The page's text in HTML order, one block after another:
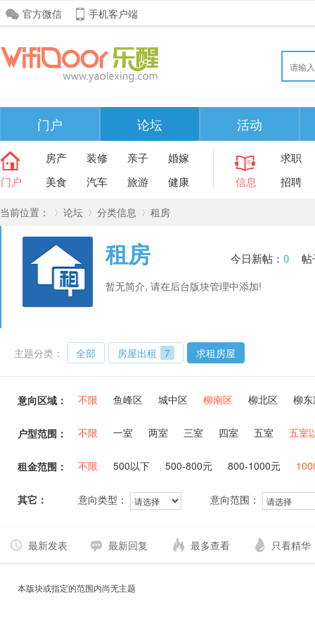
官方微信 手机客户端
门户 论坛 活动
门户
房产 装修 亲子
婚嫁
美食
汽车 旅游 健康 信息
求职
招聘
当前位置：
»
论坛
›
分类信息 租房
租房 今日新帖： 0 帖
暂无简介, 请在后台版块管理中添加!
主题分类： 全部 房屋出租 7 求租房屋
意向区域： 不限 鱼峰区 城中区 柳南区 柳北区 柳
户型范围： 不限 一室 两室 三室 四室 五室 五室
租金范围： 不限 500以下 500-800元 800-1000元
其它： 意向类型： 意向范围：
最新发表 最新回复 最多查看 只看精华
本版块或指定的范围内尚无主题